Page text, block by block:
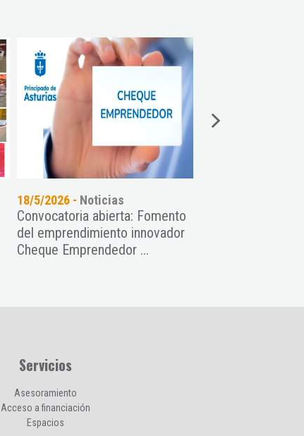
18/5/2026 - Noticias
Convocatoria abierta: Fomento
del emprendimiento innovador
Cheque Emprendedor ...
Servicios
Asesoramiento
Acceso a financiación
Espacios